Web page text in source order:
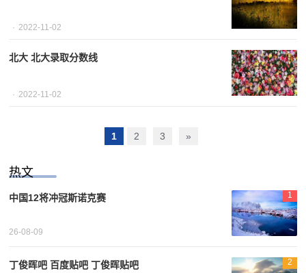
2022-11-02
北大 北大录取分数线
2022-11-02
1 2 3 »
热文
1
中国12将冲冠斯诺克赛
26-08-09
2
丁俊晖吧 百度贴吧 丁俊晖贴吧